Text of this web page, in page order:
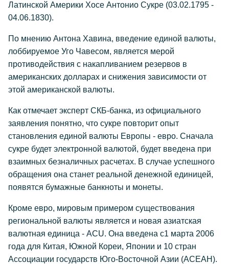
Латинской Америки Хосе Антонио Сукре (03.02.1795 -
04.06.1830).
По мнению Антона Хавина, введение единой валюты,
лоббируемое Уго Чавесом, является мерой
противодействия с накапливанием резервов в
американских долларах и снижения зависимости от
этой американской валюты.
Как отмечает эксперт СКБ-банка, из официального
заявления понятно, что сукре повторит опыт
становления единой валюты Европы - евро. Сначала
сукре будет электронной валютой, будет введена при
взаимных безналичных расчетах. В случае успешного
обращения она станет реальной денежной единицей,
появятся бумажные банкноты и монеты.
Кроме евро, мировым примером существования
региональной валюты является и новая азиатская
валютная единица - ACU. Она введена с1 марта 2006
года для Китая, Южной Кореи, Японии и 10 стран
Ассоциации государств Юго-Восточной Азии (АСЕАН).